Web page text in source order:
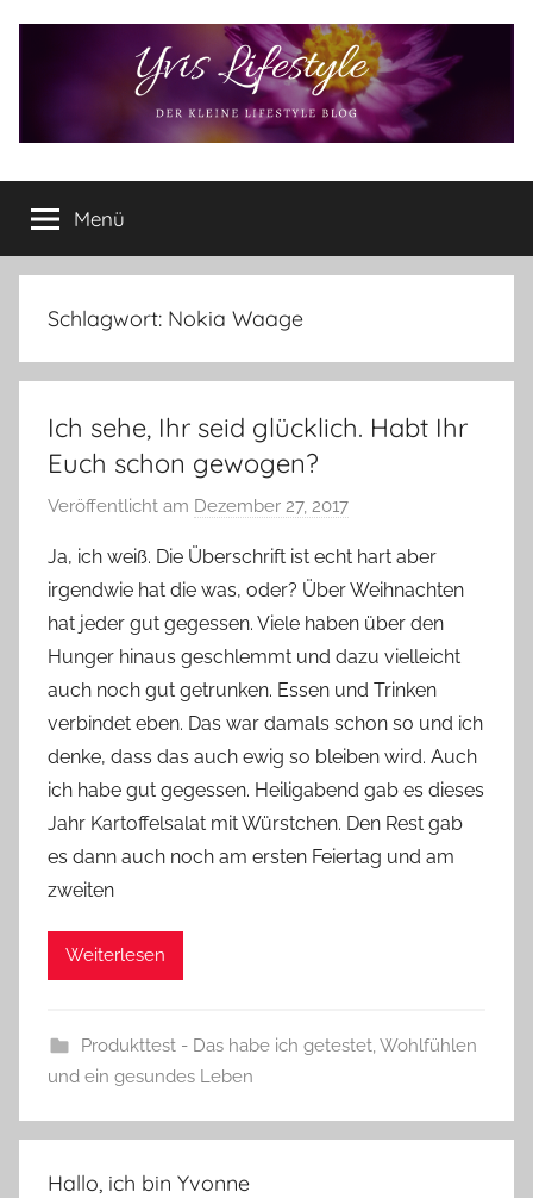
Yvis
Lifestyle
Lifestyle
Blog
–
Lifestyle,
Produkttests
vieles
mehr
Menü
Schlagwort: Nokia Waage
Ich sehe, Ihr seid glücklich. Habt Ihr
Euch schon gewogen?
Veröffentlicht am Dezember 27, 2017
n
Y
v
o
n
n
e
Ja, ich weiß. Die Überschrift ist echt hart aber
irgendwie hat die was, oder? Über Weihnachten
hat jeder gut gegessen. Viele haben über den
Hunger hinaus geschlemmt und dazu vielleicht
auch noch gut getrunken. Essen und Trinken
verbindet eben. Das war damals schon so und ich
denke, dass das auch ewig so bleiben wird. Auch
ich habe gut gegessen. Heiligabend gab es dieses
Jahr Kartoffelsalat mit Würstchen. Den Rest gab
es dann auch noch am ersten Feiertag und am
zweiten
Weiterlesen
Produkttest - Das habe ich getestet,Wohlfühlen
und ein gesundes Leben
Hallo, ich bin Yvonne